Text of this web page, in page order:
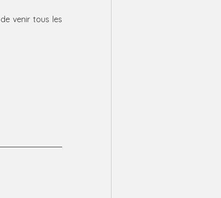
venir tous les